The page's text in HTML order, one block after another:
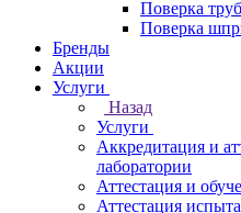
Поверка
Поверка
Бренды
Акции
Услуги
Назад
Услуги
Аккредитация и
лаборатории
Аттестация и
Аттестация